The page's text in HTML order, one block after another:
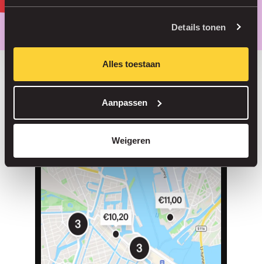
Details tonen
Alles toestaan
Aanpassen
Weigeren
Parkeer slimmer, met onze app.
Bespaar tot 30% in onze parkeergarages
Straatparkeren zonder servicekosten